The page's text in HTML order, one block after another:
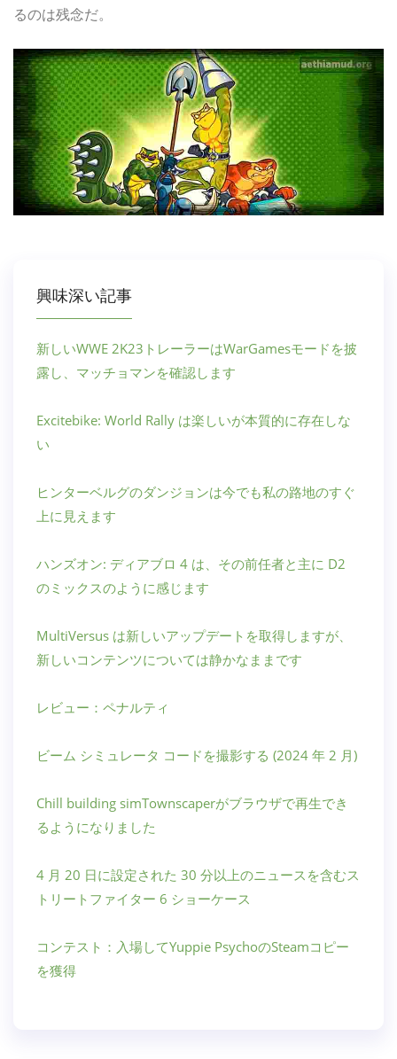
るのは残念だ。
興味深い記事
新しいWWE 2K23トレーラーはWarGamesモードを披
露し、マッチョマンを確認します
Excitebike: World Rally は楽しいが本質的に存在しな
い
ヒンターベルグのダンジョンは今でも私の路地のすぐ
上に見えます
ハンズオン: ディアブロ 4 は、その前任者と主に D2
のミックスのように感じます
MultiVersus は新しいアップデートを取得しますが、
新しいコンテンツについては静かなままです
レビュー：ペナルティ
ビーム シミュレータ コードを撮影する (2024 年 2 月)
Chill building simTownscaperがブラウザで再生でき
るようになりました
4 月 20 日に設定された 30 分以上のニュースを含むス
トリートファイター 6 ショーケース
コンテスト：入場してYuppie PsychoのSteamコピー
を獲得